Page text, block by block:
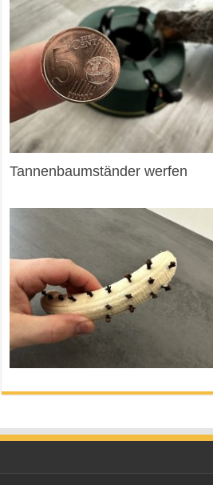
Tannenbaumständer werfen